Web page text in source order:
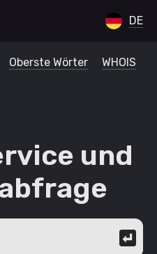
DE
Oberste Wörter WHOIS
und